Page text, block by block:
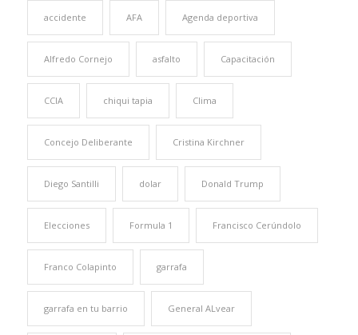
accidente AFA Agenda deportiva
Alfredo Cornejo asfalto Capacitación
CCIA chiqui tapia Clima
Concejo Deliberante Cristina Kirchner
Diego Santilli dolar Donald Trump
Elecciones Formula 1 Francisco Cerúndolo
Franco Colapinto garrafa
garrafa en tu barrio General ALvear